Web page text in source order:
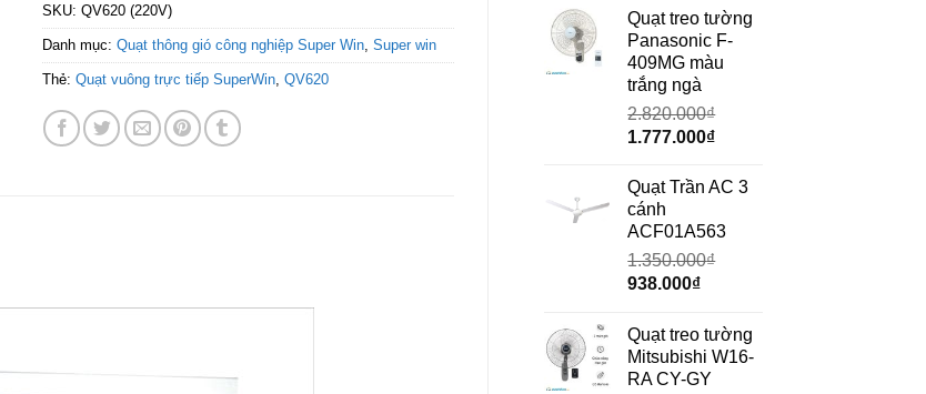
là:
2.820.000₫.
tại
là:
1.777.000₫.
Quạt treo tường
Panasonic F-
409MG màu
trắng ngà
2.820.000₫
Giá
là:
2.820.000₫.
1.777.000₫Giá
tại
1.777.000₫.
Quạt Trần AC 3
cánh
ACF01A563
1.350.000₫
Giá
là:
1.350.000₫.
938.000₫Giá
tại
là:
938.000₫.
Quạt treo tường
Mitsubishi W16-
RA CY-GY
SKU: QV620 (220V)
Danh mục: Quạt thông gió công nghiệp Super Win, Super win
Thẻ: Quạt vuông trực tiếp SuperWin, QV620